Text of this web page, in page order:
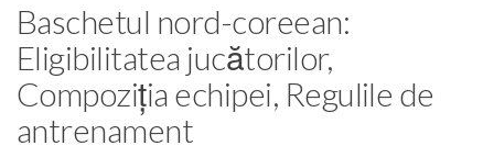
Baschetul nord-coreean:
Eligibilitatea jucătorilor,
Compoziția echipei, Regulile de
antrenament